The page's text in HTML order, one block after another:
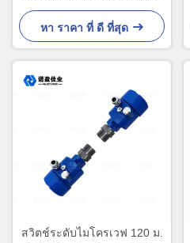
เชื้อเพลิง อลูมิเนียมโฮสติ้ง
หา ราคา ที่ ดี ที่สุด
สวิตช์ระดับไมโครเวฟ 120 ม.